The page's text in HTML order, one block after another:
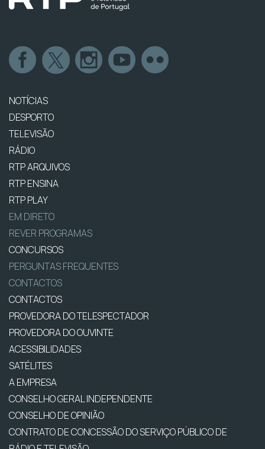
NOTÍCIAS
DESPORTO
TELEVISÃO
RÁDIO
RTP ARQUIVOS
RTP ENSINA
RTP PLAY
EM DIRETO
REVER PROGRAMAS
CONCURSOS
PERGUNTAS FREQUENTES
CONTACTOS
CONTACTOS
PROVEDORA DO TELESPECTADOR
PROVEDORA DO OUVINTE
ACESSIBILIDADES
SATÉLITES
A EMPRESA
CONSELHO GERAL INDEPENDENTE
CONSELHO DE OPINIÃO
CONTRATO DE CONCESSÃO DO SERVIÇO PÚBLICO DE